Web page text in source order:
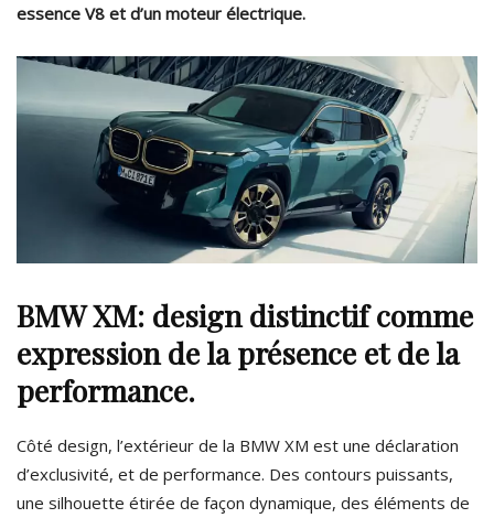
essence V8 et d’un moteur électrique.
BMW XM: design distinctif comme
expression de la présence et de la
performance.
Côté design, l’extérieur de la BMW XM est une déclaration
d’exclusivité, et de performance. Des contours puissants,
une silhouette étirée de façon dynamique, des éléments de